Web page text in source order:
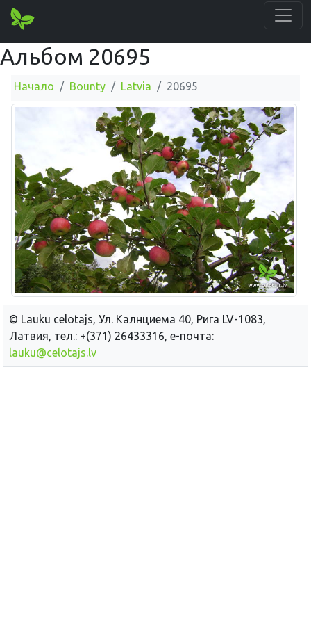
Альбом 20695
Начало Bounty Latvia 20695
© Lauku сelotajs, Ул. Калнциема 40, Рига LV-1083,
Латвия, тел.: +(371) 26433316, е-почта:
lauku@celotajs.lv